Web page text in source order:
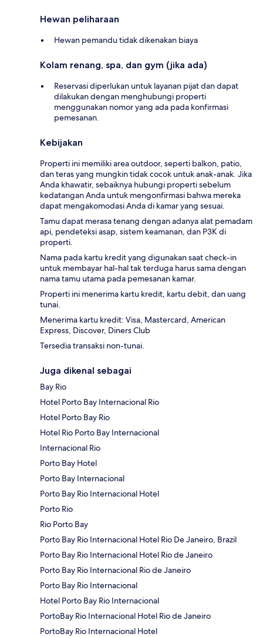
Hewan peliharaan
Hewan pemandu tidak dikenakan biaya
Kolam renang, spa, dan gym (jika ada)
Reservasi diperlukan untuk layanan pijat dan dapat
dilakukan dengan menghubungi properti
menggunakan nomor yang ada pada konfirmasi
pemesanan.
Kebijakan
Properti ini memiliki area outdoor, seperti balkon, patio,
dan teras yang mungkin tidak cocok untuk anak-anak. Jika
Anda khawatir, sebaiknya hubungi properti sebelum
kedatangan Anda untuk mengonfirmasi bahwa mereka
dapat mengakomodasi Anda di kamar yang sesuai.
Tamu dapat merasa tenang dengan adanya alat pemadam
api, pendeteksi asap, sistem keamanan, dan P3K di
properti.
Nama pada kartu kredit yang digunakan saat check-in
untuk membayar hal-hal tak terduga harus sama dengan
nama tamu utama pada pemesanan kamar.
Properti ini menerima kartu kredit, kartu debit, dan uang
tunai.
Menerima kartu kredit: Visa, Mastercard, American
Express, Discover, Diners Club
Tersedia transaksi non-tunai.
Juga dikenal sebagai
Bay Rio
Hotel Porto Bay Internacional Rio
Hotel Porto Bay Rio
Hotel Rio Porto Bay Internacional
Internacional Rio
Porto Bay Hotel
Porto Bay Internacional
Porto Bay Rio Internacional Hotel
Porto Rio
Rio Porto Bay
Porto Bay Rio Internacional Hotel Rio De Janeiro, Brazil
Porto Bay Rio Internacional Hotel Rio de Janeiro
Porto Bay Rio Internacional Rio de Janeiro
Porto Bay Rio Internacional
Hotel Porto Bay Rio Internacional
PortoBay Rio Internacional Hotel Rio de Janeiro
PortoBay Rio Internacional Hotel